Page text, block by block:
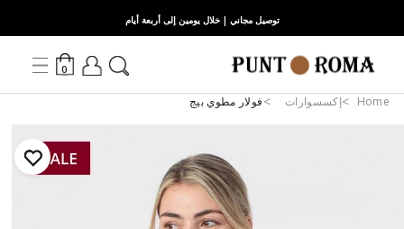
توصيل مجاني | خلال يومين إلى أربعة أيام
0
Home إكسسوارات فولار مطوي بيج